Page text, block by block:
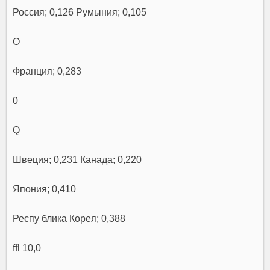
Россия; 0,126 Румыния; 0,105
О
Франция; 0,283
0
Q
Швеция; 0,231 Канада; 0,220
Япония; 0,410
Респу блика Корея; 0,388
ffl 10,0